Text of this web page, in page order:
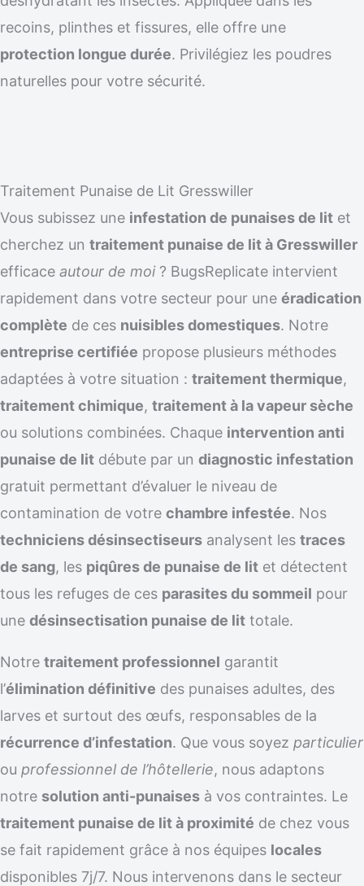
recoins, plinthes et fissures, elle offre une
protection longue durée. Privilégiez les poudres
naturelles pour votre sécurité.
Traitement Punaise de Lit Gresswiller
Vous subissez une infestation de punaises de lit et
cherchez un traitement punaise de lit à Gresswiller
efficace autour de moi? BugsReplicate intervient
rapidement dans votre secteur pour une éradication
complète de ces nuisibles domestiques. Notre
entreprise certifiée propose plusieurs méthodes
adaptées à votre situation : traitement thermique,
traitement chimique, traitement à la vapeur sèche
ou solutions combinées. Chaque intervention anti
punaise de lit débute par un diagnostic infestation
gratuit permettant d’évaluer le niveau de
contamination de votre chambre infestée. Nos
techniciens désinsectiseurs analysent les traces
de sang, les piqûres de punaise de lit et détectent
tous les refuges de ces parasites du sommeil pour
une désinsectisation punaise de lit totale.
Notre traitement professionnel garantit
l’élimination définitive des punaises adultes, des
larves et surtout des œufs, responsables de la
récurrence d’infestation. Que vous soyez particulier
ou professionnel de l’hôtellerie, nous adaptons
notre solution anti-punaises à vos contraintes. Le
traitement punaise de lit à proximité de chez vous
se fait rapidement grâce à nos équipes locales
disponibles 7j/7. Nous intervenons dans le secteur